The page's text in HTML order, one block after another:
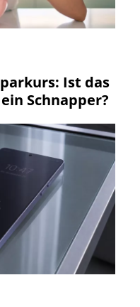
Ist das
Schnapper?